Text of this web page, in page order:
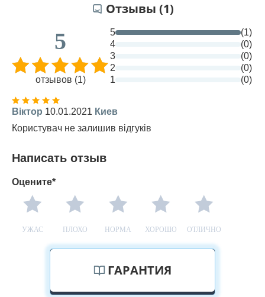
Отзывы (1)
5
отзывов (1)
5
(1)
4
(0)
3
(0)
2
(0)
1
(0)
Віктор 10.01.2021 Киев
Користувач не залишив відгуків
Написать отзыв
Оцените*
УЖАС ПЛОХО НОРМА ХОРОШО ОТЛИЧНО
ГАРАНТИЯ